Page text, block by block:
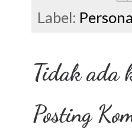
Label:
Tidak ada
Posting